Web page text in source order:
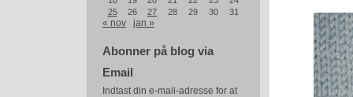
25
26 27 28 29 30 31
« nov jan »
Abonner på blog via
Email
Indtast din e-mail-adresse for at